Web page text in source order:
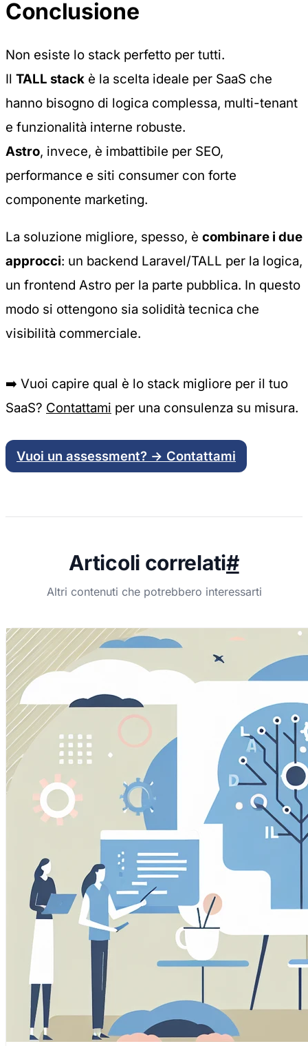
Conclusione
Non esiste lo stack perfetto per tutti.
Il TALL stack è la scelta ideale per SaaS che
hanno bisogno di logica complessa, multi-tenant
e funzionalità interne robuste.
Astro, invece, è imbattibile per SEO,
performance e siti consumer con forte
componente marketing.
La soluzione migliore, spesso, è combinare i due
approcci: un backend Laravel/TALL per la logica,
un frontend Astro per la parte pubblica. In questo
modo si ottengono sia solidità tecnica che
visibilità commerciale.
➡️ Vuoi capire qual è lo stack migliore per il tuo
SaaS? Contattami per una consulenza su misura.
Vuoi un assessment? → Contattami
Articoli correlati#
Altri contenuti che potrebbero interessarti